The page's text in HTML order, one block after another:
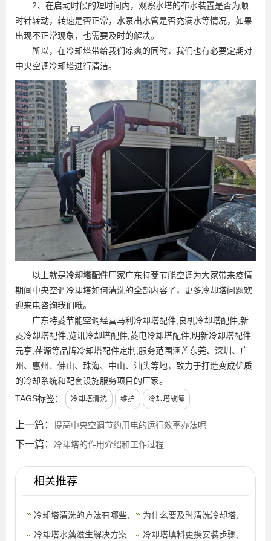
2、在启动时候的短时间内，观察水塔的布水装置是否为顺
时针转动，转速是否正常，水泵出水管是否充满水等情况，如果
出现不正常现象，也需要及时的解决。
所以，在冷却塔带给我们凉爽的同时，我们也有必要定期对
中央空调冷却塔进行清洁。
以上就是冷却塔配件厂家广东特菱节能空调为大家带来疫情
期间中央空调冷却塔如何清洗的全部内容了，更多冷却塔问题欢
迎来电咨询我们哦。
广东特菱节能空调经营马利冷却塔配件,良机冷却塔配件,新
菱冷却塔配件,览讯冷却塔配件,菱电冷却塔配件,明新冷却塔配件
元亨,荏源等品牌冷却塔配件定制,服务范围涵盖东莞、深圳、广
州、惠州、佛山、珠海、中山、汕头等地，致力于打造变成优质
的冷却系统和配套设施服务项目的厂家。
TAGS标签：
冷却塔清洗 维护 冷却塔故障
上一篇： 提高中央空调节约用电的运行效率办法呢
下一篇： 冷却塔的作用介绍和工作过程
相关推荐
冷却塔清洗的方法有哪些,
冷却塔该如何正确清洗
为什么要及时清洗冷却塔,
冷却塔的清洗方法
冷却塔水藻滋生解决方案
冷却塔填料更换安装步骤,